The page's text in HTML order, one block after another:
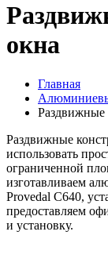
окна
Главная
Раздвижные
Раздвижные
использовать
ограниченной
изготавливаем
Provedal C640,
предоставляем
и установку.